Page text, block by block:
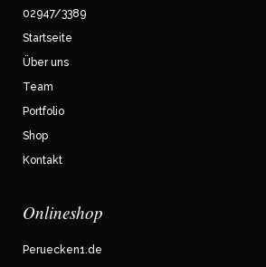
02947/3389
Startseite
Über uns
Team
Portfolio
Shop
Kontakt
Onlineshop
Peruecken1.de